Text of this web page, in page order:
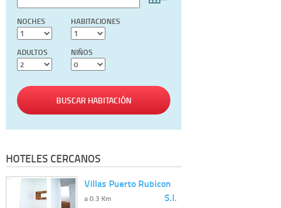
NOCHES HABITACIONES
ADULTOS NIÑOS
BUSCAR HABITACIÓN
HOTELES CERCANOS
Villas Puerto Rubicon
S.l.
a 0.3 Km